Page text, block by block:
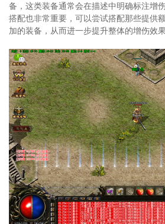
备，这类装备通常会在描述中明确标注增
搭配也非常重要，可以尝试搭配那些提供
加的装备，从而进一步提升整体的增伤效果